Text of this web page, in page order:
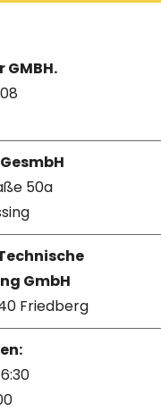
50a
GmbH
Friedberg